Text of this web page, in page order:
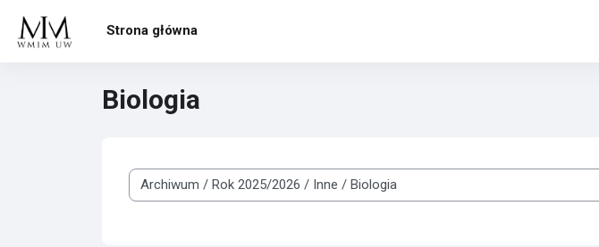
Strona główna
Biologia
Kategorie kursów